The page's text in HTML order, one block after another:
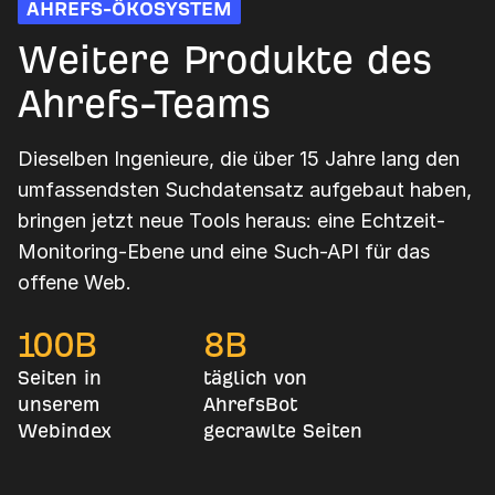
AHREFS-ÖKOSYSTEM
Weitere Produkte des
Ahrefs-Teams
Dieselben Ingenieure, die über 15 Jahre lang den
umfassendsten Suchdatensatz aufgebaut haben,
bringen jetzt neue Tools heraus: eine Echtzeit-
Monitoring-Ebene und eine Such-API für das
offene Web.
100B
Seiten in
unserem
Webindex
8B
täglich von
AhrefsBot
gecrawlte Seiten